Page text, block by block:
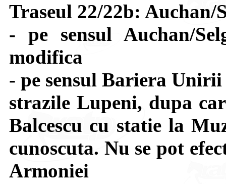
Traseul 22/22b:
- pe sensul Auchan/
modifica
- pe sensul Bariera
strazile Lupeni, dupa
Balcescu cu statie la
cunoscuta. Nu se pot
Armoniei